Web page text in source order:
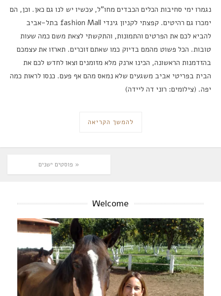
נגמרו ימי סחיבות הכלים הכבדים מחו”ל, עכשיו יש לנו גם כאן. וכן, הם
ימכרו גם רהיטים. קפצתי לקניון גינדי fashion Mall בתל-אביב
להביא לכם את הפרטים והתמונות, והתקשתי לצאת משם כמה שעות
טובות. הכל פשוט מהמם בדיוק כמו שאתם זוכרים. תארזו את עצמכם
בהזדמנות הראשונה, הכינו ארנק מלא מזומנים וצאו לחדש לכם את
הבית בפריטי אביב משגעים שלא נמאס מהם אף פעם. כנסו לראות כמה
יפה. (צילומים: רוני דה ליידה)
להמשך הקריאה
« פוסטים ישנים
Welcome